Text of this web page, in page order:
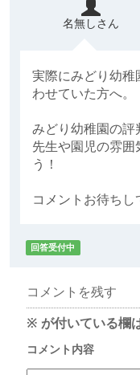
名無しさん
実際にみどり幼稚
わせていた方へ。
みどり幼稚園の
先生や園児の雰囲
う！
コメントお待ちし
回答受付中
コメントを残す
※ が付いている欄